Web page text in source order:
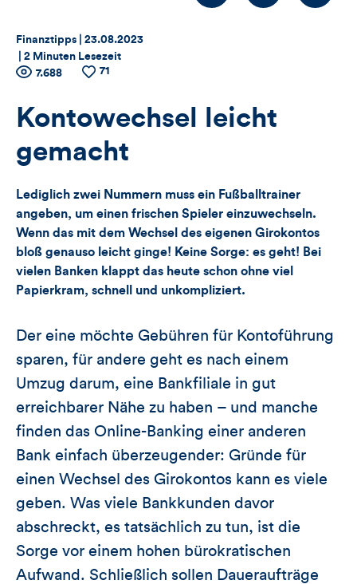
Thema:
Finanztipps | Datum:
23.08.2023
2 Minuten Lesezeit
Zähler
für
Views,
und
Kommentare
dieses
Anzahl
Views
7.688
Anzahl
71
Kontowechsel leicht
gemacht
Lediglich zwei Nummern muss ein Fußballtrainer
angeben, um einen frischen Spieler einzuwechseln.
Wenn das mit dem Wechsel des eigenen Girokontos
bloß genauso leicht ginge! Keine Sorge: es geht! Bei
vielen Banken klappt das heute schon ohne viel
Papierkram, schnell und unkompliziert.
Der eine möchte Gebühren für Kontoführung
sparen, für andere geht es nach einem
Umzug darum, eine Bankfiliale in gut
erreichbarer Nähe zu haben – und manche
finden das Online-Banking einer anderen
Bank einfach überzeugender: Gründe für
einen Wechsel des Girokontos kann es viele
geben. Was viele Bankkunden davor
abschreckt, es tatsächlich zu tun, ist die
Sorge vor einem hohen bürokratischen
Aufwand. Schließlich sollen Daueraufträge